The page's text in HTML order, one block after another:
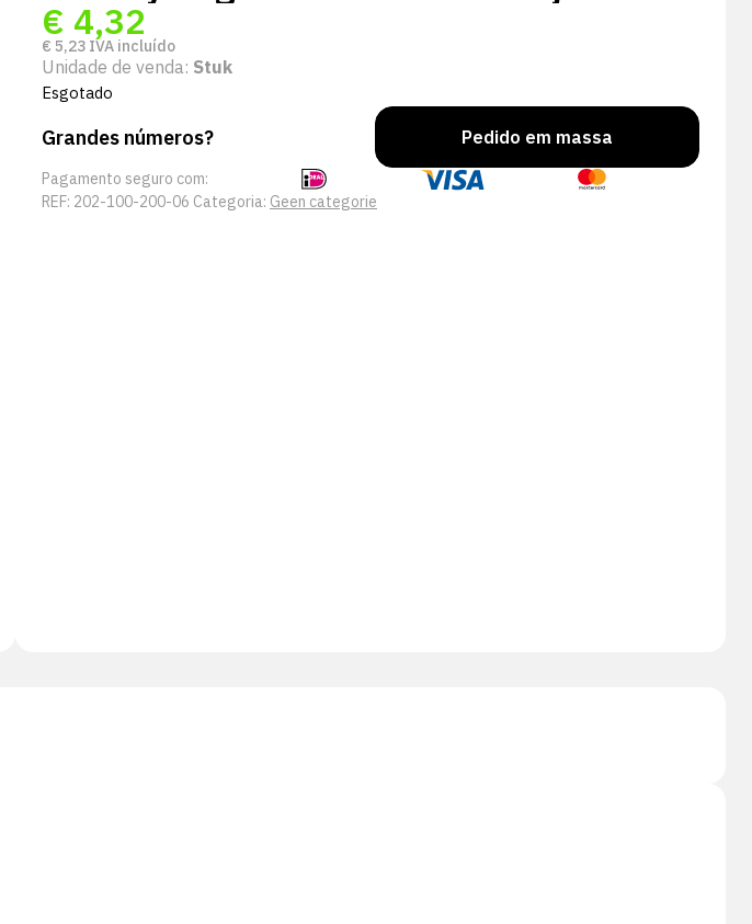
€ 4,32
€ 5,23 IVA incluído
Unidade de venda: Stuk
Esgotado
Grandes números? Pedido em massa
Pagamento seguro com:
REF: 202-100-200-06 Categoria: Geen categorie